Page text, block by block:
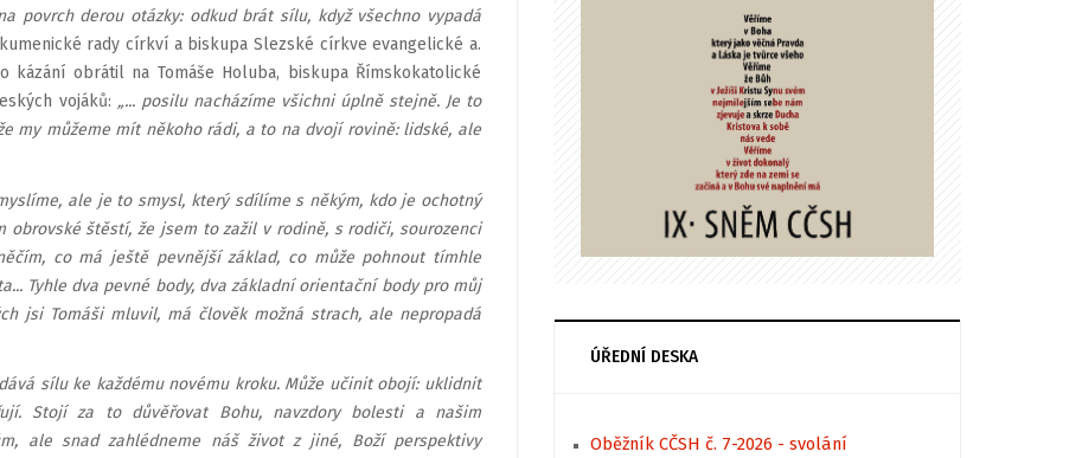
povrch derou otázky: odkud brát sílu, když všechno vypadá
rady církví a biskupa Slezské církve evangelické a.
kázání obrátil na Tomáše Holuba, biskupa Římskokatolické
vojáků: „... posilu nacházíme všichni úplně stejně. Je to
my můžeme mít někoho rádi, a to na dvojí rovině: lidské, ale
ale je to smysl, který sdílíme s někým, kdo je ochotný
štěstí, že jsem to zažil v rodině, s rodiči, sourozenci
co má ještě pevnější základ, co může pohnout tímhle
Tyhle dva pevné body, dva základní orientační body pro můj
jsi Tomáši mluvil, má člověk možná strach, ale nepropadá
sílu ke každému novému kroku. Může učinit obojí: uklidnit
Stojí za to důvěřovat Bohu, navzdory bolesti a našim
ale snad zahlédneme náš život z jiné, Boží perspektivy
ÚŘEDNÍ DESKA
Oběžník CČSH č. 7-2026 - svolání